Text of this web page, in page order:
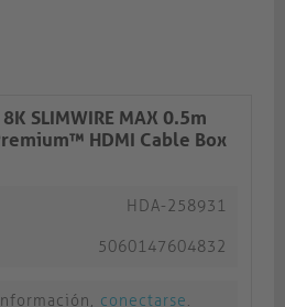
8K SLIMWIRE MAX 0.5m
HDMI Cable Box
HDA-258931
5060147604832
conectarse.